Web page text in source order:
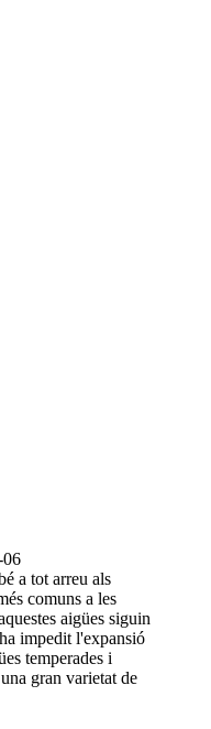
06
a tot arreu als
comuns a les
aigües siguin
impedit l'expansió
temperades i
gran varietat de